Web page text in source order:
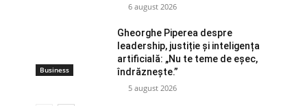
6 august 2026
Business
Gheorghe Piperea despre
leadership, justiție și inteligența
artificială: „Nu te teme de eșec,
îndrăznește.”
5 august 2026